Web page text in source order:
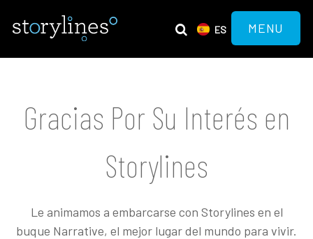
MENU
ES
Gracias Por Su Interés en
Storylines
Le animamos a embarcarse con Storylines en el
buque Narrative, el mejor lugar del mundo para vivir.